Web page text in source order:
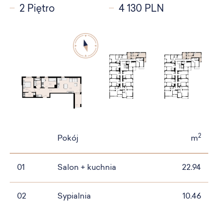
2 Piętro
4 130 PLN
Pokój m2
01 Salon + kuchnia 22.94
02 Sypialnia 10.46